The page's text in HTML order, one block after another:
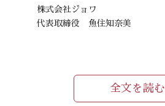
株式会社ジョワ
代表取締役 魚住知奈美
全文を読む